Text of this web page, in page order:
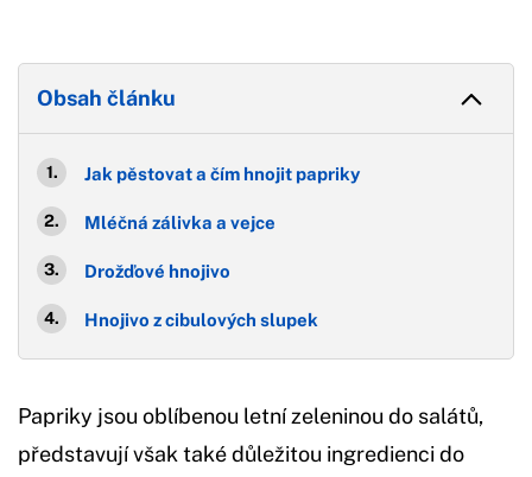
Obsah článku
Jak pěstovat a čím hnojit papriky
Mléčná zálivka a vejce
Drožďové hnojivo
Hnojivo z cibulových slupek
Papriky jsou oblíbenou letní zeleninou do salátů,
představují však také důležitou ingredienci do